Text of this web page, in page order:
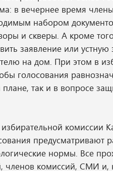
в вечернее время
набором
и скверы. А кроме
заявление или устную
на дом. При этом в
голосования
так и в вопросе
комиссии
предусматривают
нормы. Все
членов комиссий, СМИ и,